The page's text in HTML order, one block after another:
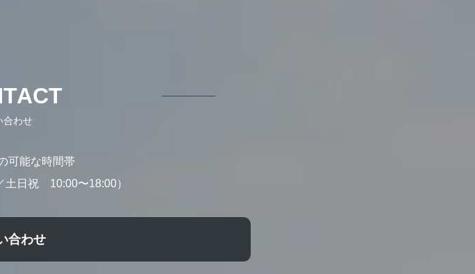
合わせ
可能な時間帯
土日祝 10:00〜18:00）
合わせ